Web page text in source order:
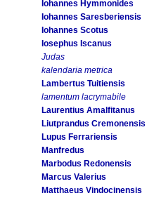
Iohannes Hymmonides
Iohannes Saresberiensis
Iohannes Scotus
Iosephus Iscanus
Judas
kalendaria metrica
Lambertus Tuitiensis
lamentum lacrymabile
Laurentius Amalfitanus
Liutprandus Cremonensis
Lupus Ferrariensis
Manfredus
Marbodus Redonensis
Marcus Valerius
Matthaeus Vindocinensis